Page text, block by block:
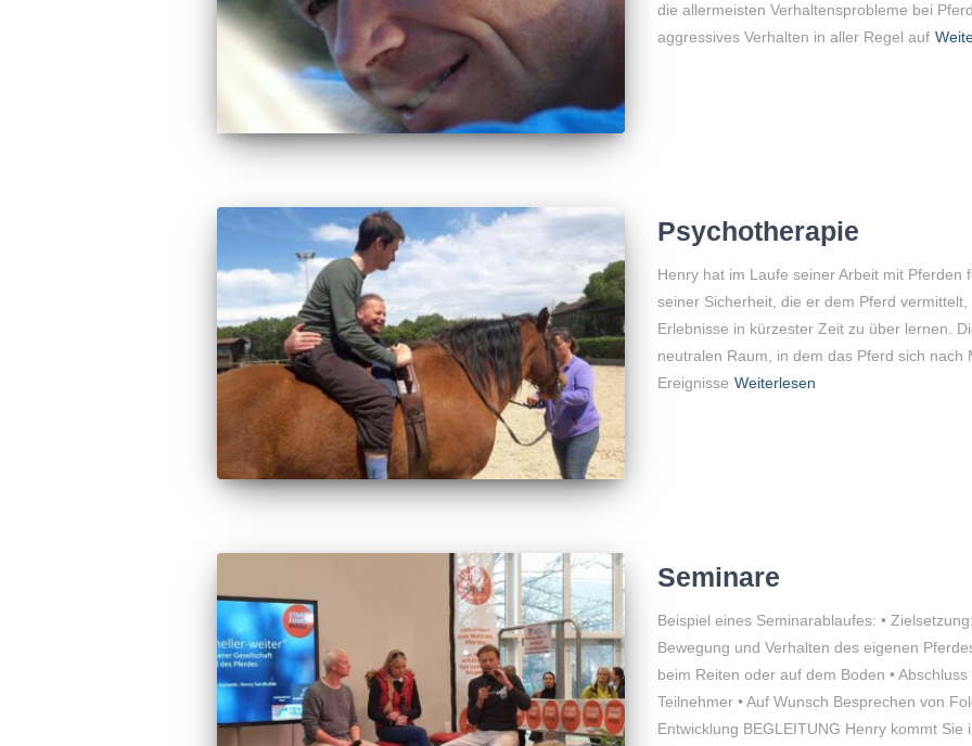
die allermeisten Verhaltensprobleme bei
aggressives Verhalten in aller Regel auf
Psychotherapie
Henry hat im Laufe seiner Arbeit mit Pferden
seiner Sicherheit, die er dem Pferd
Erlebnisse in kürzester Zeit zu über lernen.
neutralen Raum, in dem das Pferd sich nach
Ereignisse Weiterlesen
Seminare
Beispiel eines Seminarablaufes: •
Bewegung und Verhalten des eigenen
beim Reiten oder auf dem Boden •
Teilnehmer • Auf Wunsch Besprechen von
Entwicklung BEGLEITUNG Henry kommt Sie